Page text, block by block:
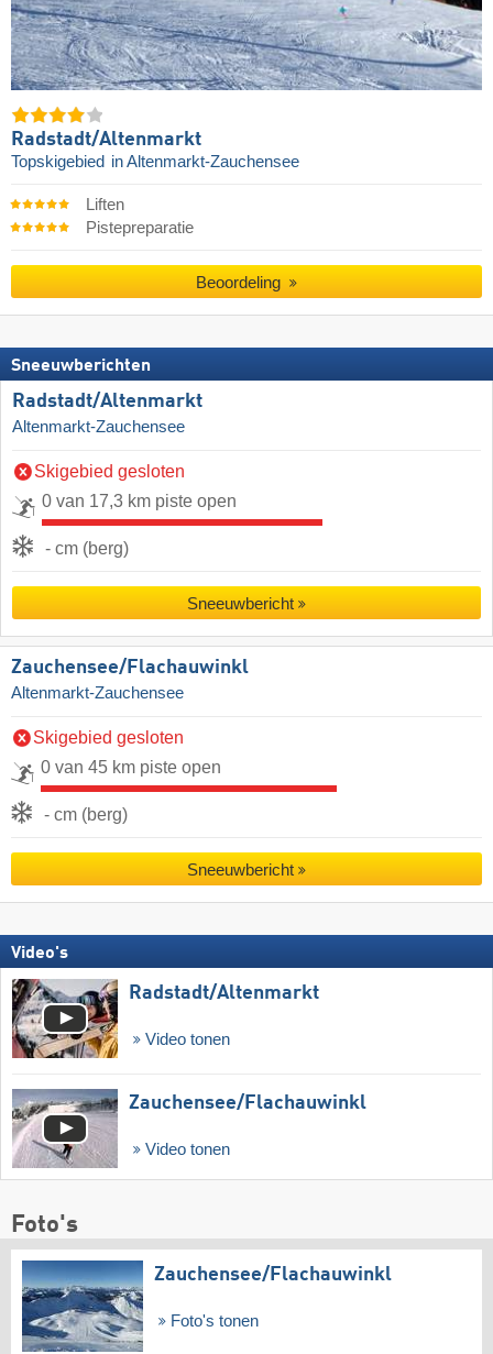
Radstadt/​Altenmarkt
Topskigebied in Altenmarkt-Zauchensee
Liften
Pistepreparatie
Beoordeling
Sneeuwberichten
Radstadt/​Altenmarkt
Altenmarkt-Zauchensee
Skigebied gesloten
0 van 17,3 km piste open
- cm (berg)
Sneeuwbericht
Zauchensee/​Flachauwinkl
Altenmarkt-Zauchensee
Skigebied gesloten
0 van 45 km piste open
- cm (berg)
Sneeuwbericht
Video's
Radstadt/​Altenmarkt
Video tonen
Zauchensee/​Flachauwinkl
Video tonen
Foto's
Zauchensee/​Flachauwinkl
Foto's tonen